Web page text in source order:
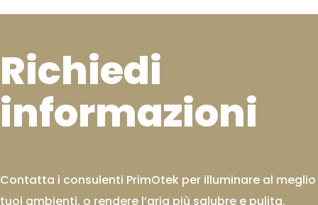
Richiedi
informazioni
Contatta i consulenti PrimOtek per illuminare al meglio
tuoi ambienti, o rendere l’aria più salubre e pulita.